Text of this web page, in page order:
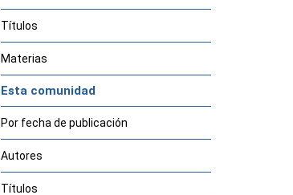
Títulos
Materias
Esta comunidad
Por fecha de publicación
Autores
Títulos